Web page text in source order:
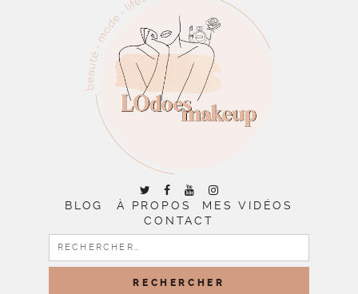
BLOG À PROPOS
MES VIDÉOS
CONTACT
RECHERCHER :